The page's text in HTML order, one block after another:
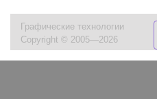
Графические технологии
Copyright © 2005—2026